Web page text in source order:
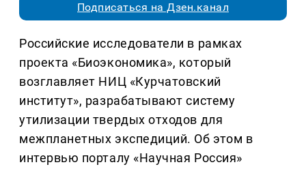
Подписаться на Дзен.канал
Российские исследователи в рамках
проекта «Биоэкономика», который
возглавляет НИЦ «Курчатовский
институт», разрабатывают систему
утилизации твердых отходов для
межпланетных экспедиций. Об этом в
интервью порталу «Научная Россия»